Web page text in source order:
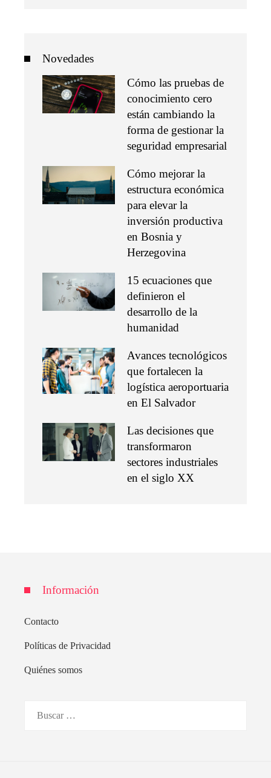
Novedades
Cómo las pruebas de
conocimiento cero
están cambiando la
forma de gestionar la
seguridad empresarial
Cómo mejorar la
estructura económica
para elevar la
inversión productiva
en Bosnia y
Herzegovina
15 ecuaciones que
definieron el
desarrollo de la
humanidad
Avances tecnológicos
que fortalecen la
logística aeroportuaria
en El Salvador
Las decisiones que
transformaron
sectores industriales
en el siglo XX
Información
Contacto
Políticas de Privacidad
Quiénes somos